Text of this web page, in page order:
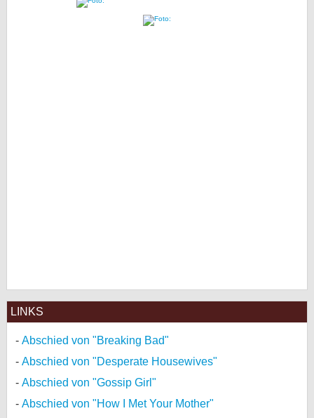
LINKS
Abschied von "Breaking Bad"
Abschied von "Desperate Housewives"
Abschied von "Gossip Girl"
Abschied von "How I Met Your Mother"